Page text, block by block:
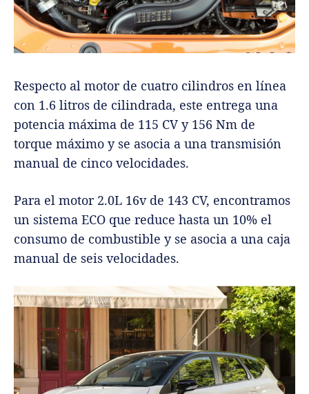
Respecto al motor de cuatro cilindros en línea
con 1.6 litros de cilindrada, este entrega una
potencia máxima de 115 CV y 156 Nm de
torque máximo y se asocia a una transmisión
manual de cinco velocidades.
Para el motor 2.0L 16v de 143 CV, encontramos
un sistema ECO que reduce hasta un 10% el
consumo de combustible y se asocia a una caja
manual de seis velocidades.